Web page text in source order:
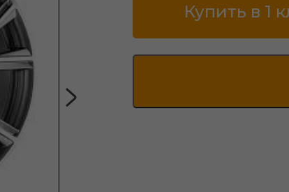
Купить в 1